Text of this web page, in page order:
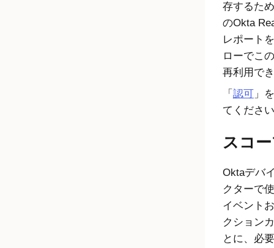
存するた
のOkta
レポート
ローでこ
再利用で
「 認可」
てくださ
スコ
Oktaデバ
クターで
イベント
クション
とに、必